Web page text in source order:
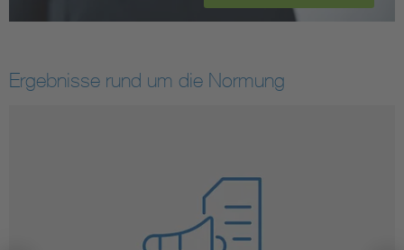
Ergebnisse rund um die Normung